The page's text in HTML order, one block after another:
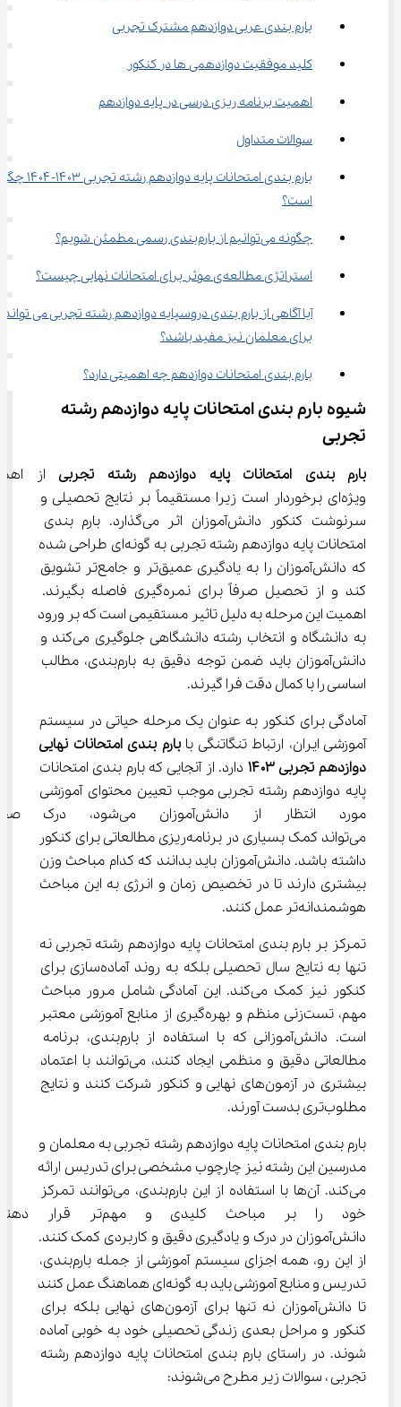
بارم بندی عربی دوازدهم مشترک تجربی
کلید موفقیت دوازدهمی ها در کنکور
اهمیت برنامه ریزی درسی در پایه دوازدهم
سوالات متداول
بارم بندی امتحانات پایه دوازدهم
است؟
چگونه می‌توانیم از بارم‌بندی رسمی مطمئن شویم؟
استراتژی مطالعه‌ی موثر برای امتحانات نهایی چیست؟
آیا آگاهی از بارم بندی دروسپایه دوازدهم رشته تجربی می تواند
برای معلمان نیز مفید باشد؟
بارم بندی امتحانات دوازدهم چه اهمیتی دارد؟
شیوه بارم بندی امتحانات پایه دوازدهم رشته
تجربی
بارم بندی امتحانات پایه دوازدهم رشته تجربی از
ویژه‌ای برخوردار است زیرا مستقیماً بر نتایج تحصیلی و
سرنوشت کنکور دانش‌آموزان اثر می‌گذارد. بارم بندی
امتحانات پایه دوازدهم رشته تجربی به گونه‌ای طراحی شده
که دانش‌آموزان را به یادگیری عمیق‌تر و جامع‌تر تشویق
کند و از تحصیل صرفاً برای نمره‌گیری فاصله بگیرند.
اهمیت این مرحله به دلیل تاثیر مستقیمی است که بر ورود
به دانشگاه و انتخاب رشته دانشگاهی جلوگیری می‌کند و
دانش‌آموزان باید ضمن توجه دقیق به بارم‌بندی، مطالب
اساسی را با کمال دقت فرا گیرند.
آمادگی برای کنکور به عنوان یک مرحله حیاتی در سیستم
آموزشی ایران، ارتباط تنگاتنگی با بارم بندی امتحانات نهایی
دوازدهم تجربی ۱۴۰۳
دارد. از آنجایی که بارم بندی امتحانات
پایه دوازدهم رشته تجربی موجب تعیین محتوای آموزشی
مورد انتظار از دانش‌آموزان
می‌تواند کمک بسیاری در برنامه‌ریزی مطالعاتی برای کنکور
داشته باشد. دانش‌آموزان باید بدانند که کدام مباحث وزن
بیشتری دارند تا در تخصیص زمان و انرژی به این مباحث
هوشمندانه‌تر عمل کنند.
تمرکز بر بارم بندی امتحانات پایه دوازدهم رشته تجربی نه
تنها به نتایج سال تحصیلی بلکه به روند آماده‌سازی برای
کنکور نیز کمک می‌کند. این آمادگی شامل مرور مباحث
مهم، تست‌زنی منظم و بهره‌گیری از منابع آموزشی معتبر
است. دانش‌آموزانی که با استفاده از بارم‌بندی، برنامه
مطالعاتی دقیق و منظمی ایجاد کنند، می‌توانند با اعتماد
بیشتری در آزمون‌های نهایی و کنکور شرکت کنند و نتایج
مطلوب‌تری بدست آورند.
بارم بندی امتحانات پایه دوازدهم رشته تجربی به معلمان و
مدرسین این رشته نیز چارچوب مشخصی برای تدریس ارائه
می‌کند. آن‌ها با استفاده از این بارم‌بندی، می‌توانند تمرکز
خود را بر مباحث کلیدی و
دانش‌آموزان در درک و یادگیری دقیق و کاربردی کمک کنند.
از این رو، همه اجزای سیستم آموزشی از جمله بارم‌بندی،
تدریس و منابع آموزشی باید به گونه‌ای هماهنگ عمل کنند
تا دانش‌آموزان نه تنها برای آزمون‌های نهایی بلکه برای
کنکور و مراحل بعدی زندگی تحصیلی خود به خوبی آماده
شوند. در راستای بارم بندی امتحانات پایه دوازدهم رشته
تجربی ، سوالات زیر مطرح می‌شوند: